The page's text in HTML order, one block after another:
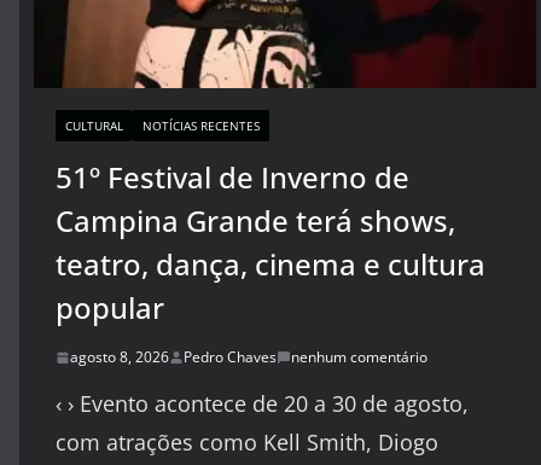
CULTURAL NOTÍCIAS RECENTES
51º Festival de Inverno de
Campina Grande terá shows,
teatro, dança, cinema e cultura
popular
agosto 8, 2026 Pedro Chaves nenhum comentário
‹ › Evento acontece de 20 a 30 de agosto,
com atrações como Kell Smith, Diogo